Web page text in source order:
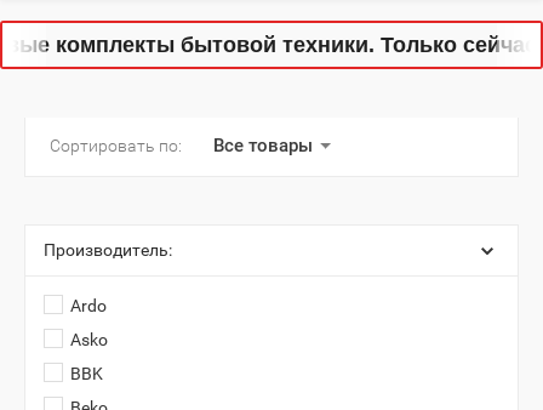
бытовой техники. Только сейчас!✨ ✨
Сортировать по: Все товары
Производитель:
Ardo
Asko
BBK